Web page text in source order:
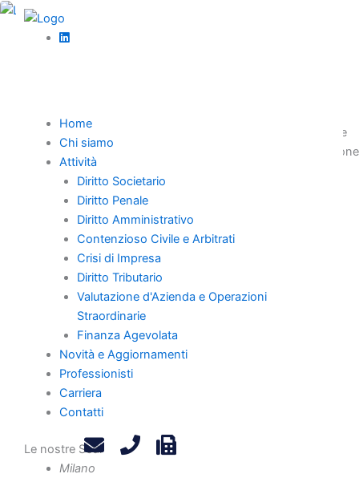
Vai
Home
Chi siamo
Attività
Diritto Societario
Diritto Penale
Diritto Amministrativo
Contenzioso Civile e Arbitrati
Crisi di Impresa
Diritto Tributario
Valutazione d'Azienda e Operazioni
Straordinarie
Finanza Agevolata
Novità e Aggiornamenti
Professionisti
Carriera
Contatti
Le nostre Sedi
Milano
Le modifiche all’art. 177, TUIR del d.lgs. 192/2024 di revisione
all’IRES in vigore dal 1.1.2025 rendono più flessibile la creazione
di holding di famiglia per partecipazioni inferiori al 50%.
Home
Chi Siamo
Professionisti
Novità e Aggiornamenti
Carriera
Contatti
Privacy Policy
Attività
Diritto Societario